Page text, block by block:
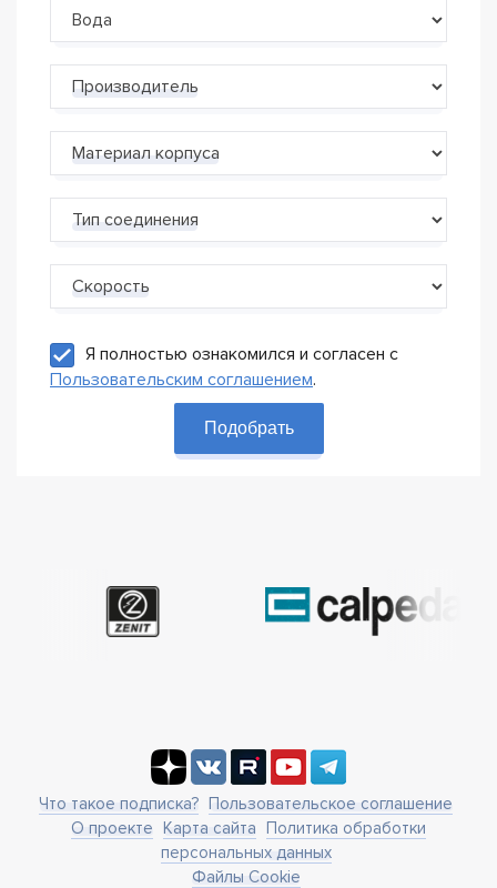
Производитель
Материал корпуса
Тип соединения
Скорость
Я полностью ознакомился и согласен с
Пользовательским соглашением.
Подобрать
Что такое подписка? Пользовательское соглашение
О проекте Карта сайта Политика обработки
персональных данных
Файлы Cookie